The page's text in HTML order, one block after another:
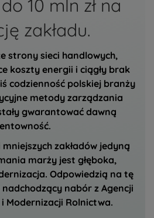
10 mln zł na
zakładu.
strony sieci handlowych,
koszty energii i ciągły brak
codzienność polskiej branży
metody zarządzania
gwarantować dawną
zakładów jedyną
marży jest głęboka,
Odpowiedzią na tę
nabór z Agencji
Modernizacji Rolnictwa.